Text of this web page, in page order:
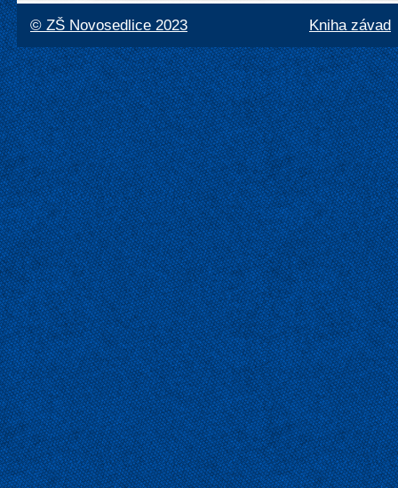
© ZŠ Novosedlice 2023 Kniha závad